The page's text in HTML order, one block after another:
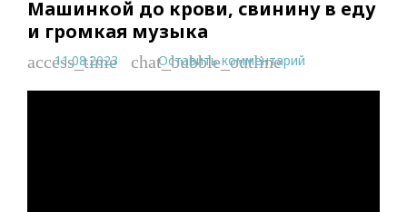
Машинкой до крови, свинину в еду
и громкая музыка
access_time
11.08.2023 chat_bubble_outline
Оставить комментарий